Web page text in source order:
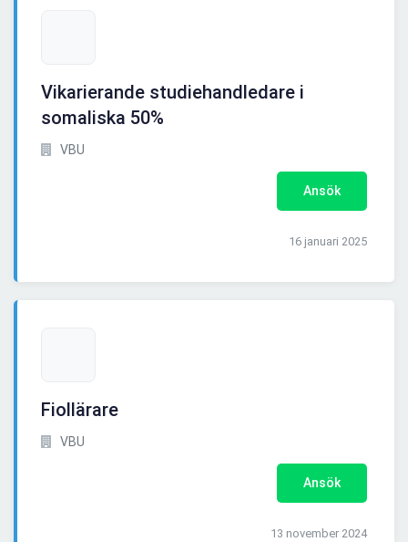
Vikarierande studiehandledare i
somaliska 50%
VBU
Ansök
16 januari 2025
Fiollärare
VBU
Ansök
13 november 2024